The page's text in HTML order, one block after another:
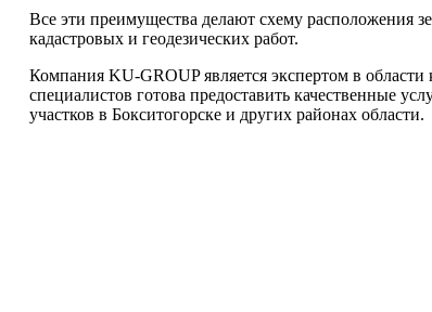
Все эти преимущества делают схему расположения
кадастровых и геодезических работ.
Компания KU-GROUP является экспертом в
специалистов готова предоставить качественные
участков в Бокситогорске и других районах области.